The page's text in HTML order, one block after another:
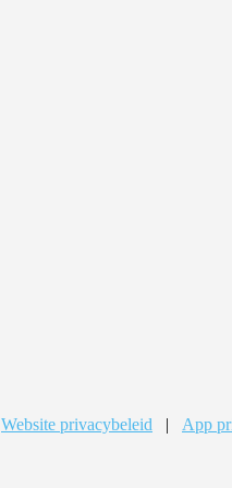
Website privacybeleid | App